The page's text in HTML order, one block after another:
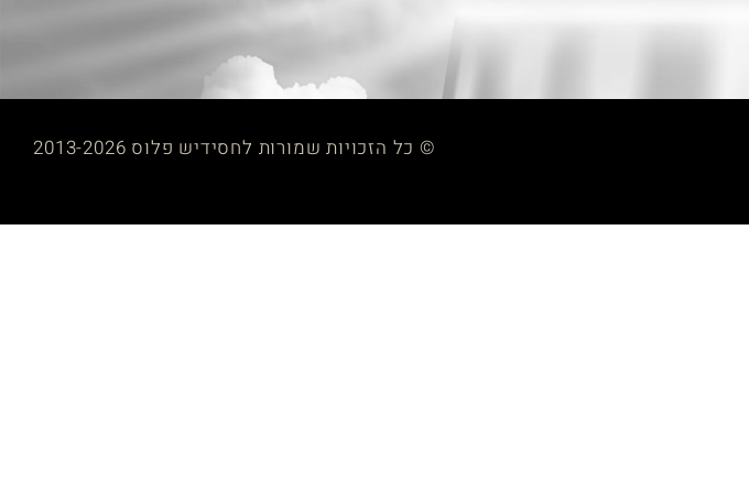
© כל הזכויות שמורות לחסידיש פלוס 2013-2026